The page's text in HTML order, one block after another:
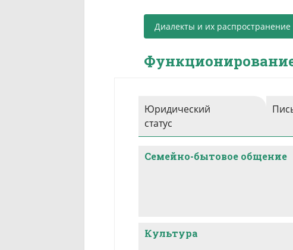
Диалекты и их распространение
Юридический
статус
Семейно-бытовое общение
Культура